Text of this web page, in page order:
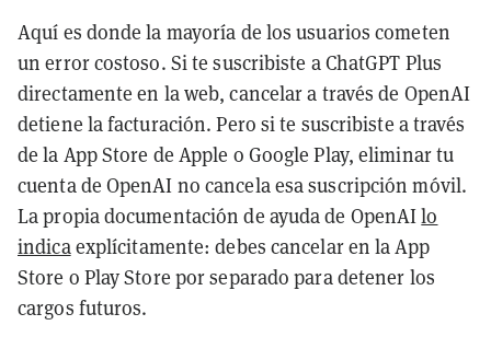
Aquí es donde la mayoría de los usuarios cometen
un error costoso. Si te suscribiste a ChatGPT Plus
directamente en la web, cancelar a través de OpenAI
detiene la facturación. Pero si te suscribiste a través
de la App Store de Apple o Google Play, eliminar tu
cuenta de OpenAI no cancela esa suscripción móvil.
La propia documentación de ayuda de OpenAIlo
indicaexplícitamente: debes cancelar en la App
Store o Play Store por separado para detener los
cargos futuros.